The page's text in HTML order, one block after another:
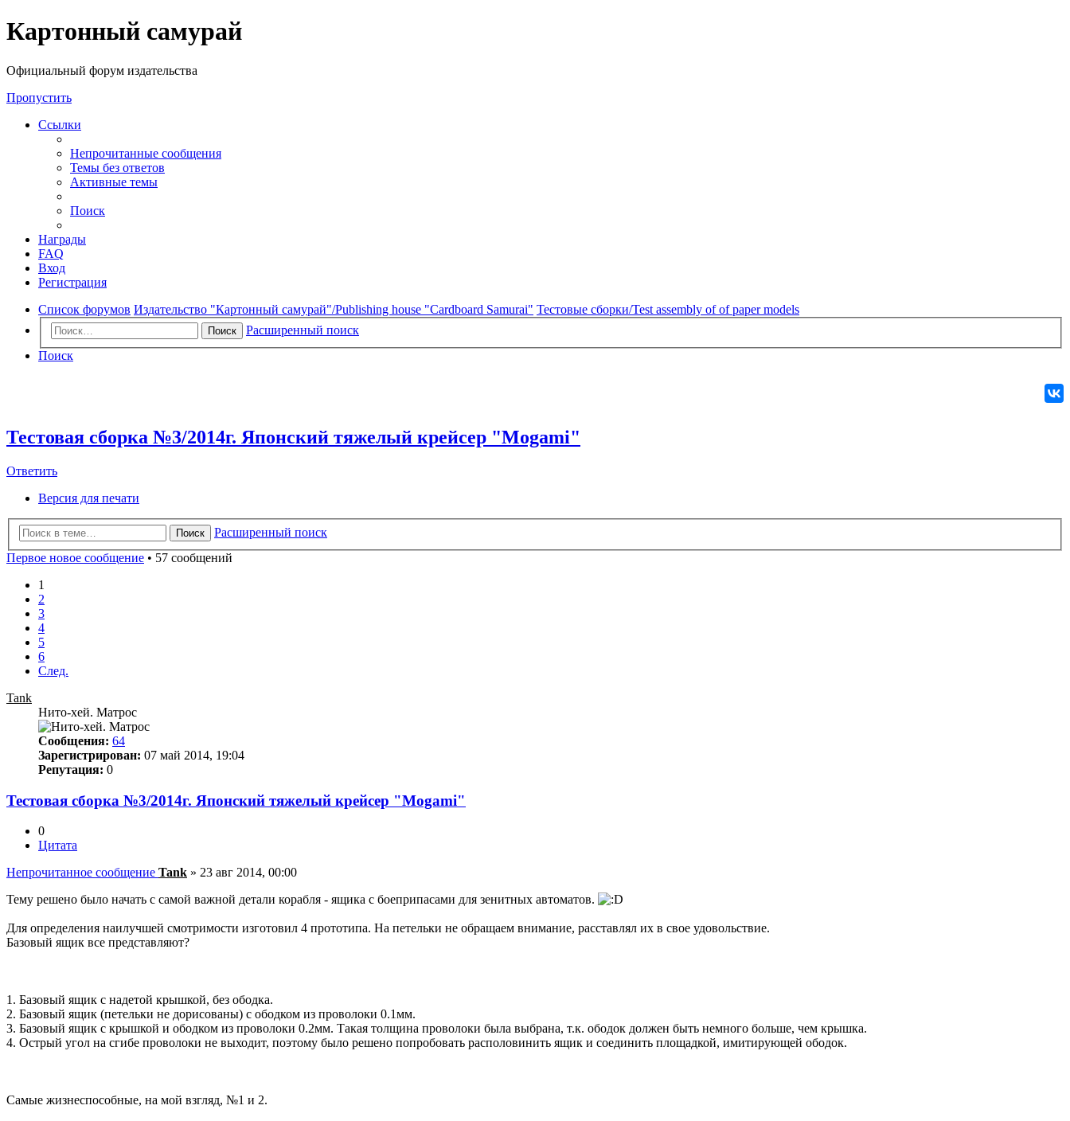
Регистрация
Картонный самурай
Официальный форум издательства
Пропустить
Ссылки
Непрочитанные сообщения
Темы без ответов
Активные темы
Поиск
Награды
FAQ
Вход
Регистрация
Список форумов Издательство "Картонный самурай"/Publishing house "Cardboard Samurai" Тестовые сборки/Test assembly of of paper models
Поиск
Расширенный поиск
Поиск
Тестовая сборка №3/2014г. Японский тяжелый крейсер "Mogami"
Ответить
Ответить
Версия для печати
Поиск
Расширенный поиск
Первое новое сообщение • 57 сообщений
1
2
3
4
5
6
След.
Tank
Нито-хей. Матрос
Сообщения: 64
Зарегистрирован: 07 май 2014, 19:04
Репутация: 0
Тестовая сборка №3/2014г. Японский тяжелый крейсер "Mogami"
0
Цитата
Непрочитанное сообщение Tank » 23 авг 2014, 00:00
Тему решено было начать с самой важной детали корабля - ящика с боеприпасами для зенитных автоматов.
Для определения наилучшей смотримости изготовил 4 прототипа. На петельки не обращаем внимание, расставлял их в свое удовольствие.
Базовый ящик все представляют?
1. Базовый ящик с надетой крышкой, без ободка.
2. Базовый ящик (петельки не дорисованы) с ободком из проволоки 0.1мм.
3. Базовый ящик с крышкой и ободком из проволоки 0.2мм. Такая толщина проволоки была выбрана, т.к. ободок должен быть немного больше, чем крышка.
4. Острый угол на сгибе проволоки не выходит, поэтому было решено попробовать располовинить ящик и соединить площадкой, имитирующей ободок.
Самые жизнеспособные, на мой взгляд, №1 и 2.